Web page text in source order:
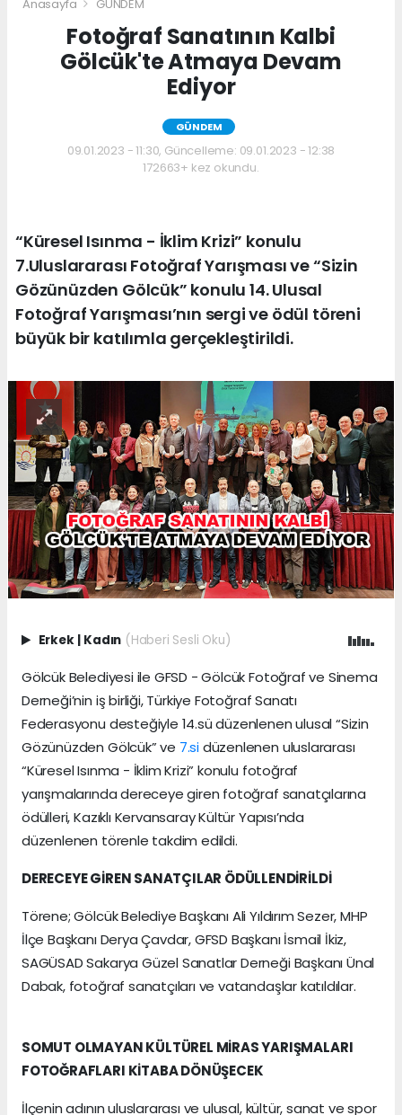
Anasayfa GÜNDEM
Fotoğraf Sanatının Kalbi
Gölcük'te Atmaya Devam
Ediyor
GÜNDEM
09.01.2023 - 11:30, Güncelleme: 09.01.2023 - 12:38
172663+ kez okundu.
“Küresel Isınma - İklim Krizi” konulu
7.Uluslararası Fotoğraf Yarışması ve “Sizin
Gözünüzden Gölcük” konulu 14. Ulusal
Fotoğraf Yarışması’nın sergi ve ödül töreni
büyük bir katılımla gerçekleştirildi.
Erkek | Kadın (Haberi Sesli Oku)
Gölcük Belediyesi ile GFSD - Gölcük Fotoğraf ve Sinema
Derneği’nin iş birliği, Türkiye Fotoğraf Sanatı
Federasyonu desteğiyle 14.sü düzenlenen ulusal “Sizin
Gözünüzden Gölcük” ve 7.sidüzenlenen uluslararası
“Küresel Isınma - İklim Krizi” konulu fotoğraf
yarışmalarında dereceye giren fotoğraf sanatçılarına
ödülleri, Kazıklı Kervansaray Kültür Yapısı’nda
düzenlenen törenle takdim edildi.
DERECEYE GİREN SANATÇILAR ÖDÜLLENDİRİLDİ
Törene; Gölcük Belediye Başkanı Ali Yıldırım Sezer, MHP
İlçe Başkanı Derya Çavdar, GFSD Başkanı İsmail İkiz,
SAGÜSAD Sakarya Güzel Sanatlar Derneği Başkanı Ünal
Dabak, fotoğraf sanatçıları ve vatandaşlar katıldılar.
SOMUT OLMAYAN KÜLTÜREL MİRAS YARIŞMALARI
FOTOĞRAFLARI KİTABA DÖNÜŞECEK
İlçenin adının uluslararası ve ulusal, kültür, sanat ve spor